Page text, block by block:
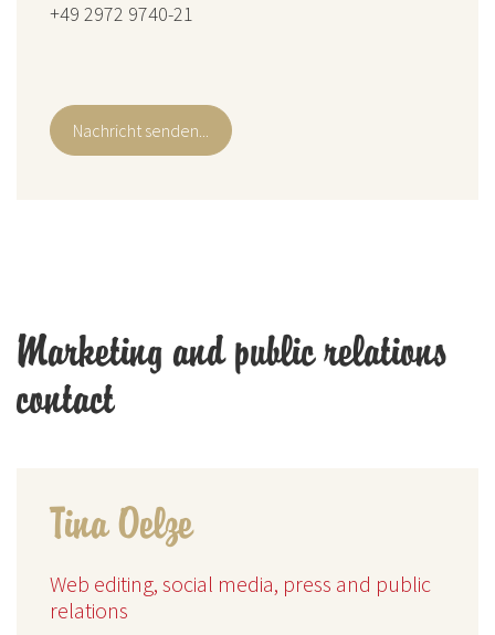
+49 2972 9740-21
Nachricht senden...
Marketing and public relations
contact
Tina Oelze
Web editing, social media, press and public
relations